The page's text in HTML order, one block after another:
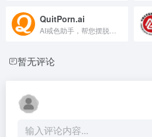
QuitPorn.ai
暂无评论